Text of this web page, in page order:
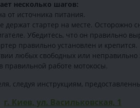
несколько шагов:
от источника питания.
стартер на месте. Осторожно
Убедитесь, что он правильно
правильно установлен и крепится.
любых свободных или
правильной работе мотокосы.
следуя инструкциям,
г. Киев, ул. Васильковская, 1